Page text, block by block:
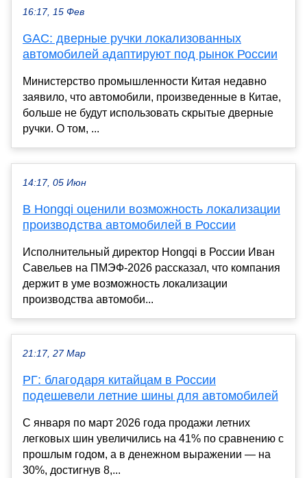
16:17, 15 Фев
GAC: дверные ручки локализованных
автомобилей адаптируют под рынок России
Министерство промышленности Китая недавно
заявило, что автомобили, произведенные в Китае,
больше не будут использовать скрытые дверные
ручки. О том, ...
14:17, 05 Июн
В Hongqi оценили возможность локализации
производства автомобилей в России
Исполнительный директор Hongqi в России Иван
Савельев на ПМЭФ-2026 рассказал, что компания
держит в уме возможность локализации
производства автомоби...
21:17, 27 Мар
РГ: благодаря китайцам в России
подешевели летние шины для автомобилей
С января по март 2026 года продажи летних
легковых шин увеличились на 41% по сравнению с
прошлым годом, а в денежном выражении — на
30%, достигнув 8,...